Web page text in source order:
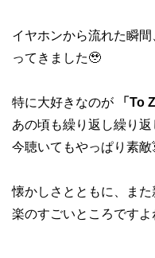
イヤホンから流れた瞬
ってきました🥹
特に大好きなのが
「To
あの頃も繰り返し繰り
今聴いてもやっぱり素敵
懐かしさとともに、ま
楽のすごいところです